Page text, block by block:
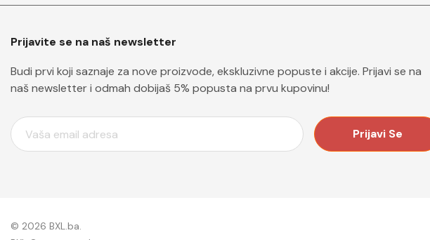
Prijavite se na naš newsletter
Budi prvi koji saznaje za nove proizvode, ekskluzivne popuste i akcije. Prijavi se na
naš newsletter i odmah dobijaš 5% popusta na prvu kupovinu!
E
M
D
© 2026 BXL.ba.